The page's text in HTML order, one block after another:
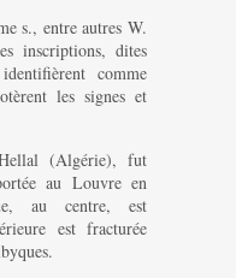
s., entre autres W.
inscriptions, dites
comme
les signes et
(Algérie), fut
au Louvre en
au centre, est
est fracturée